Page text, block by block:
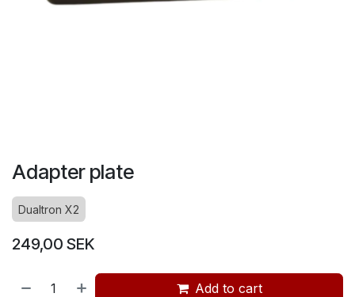
Adapter plate
Dualtron X2
249,00 SEK
Add to cart